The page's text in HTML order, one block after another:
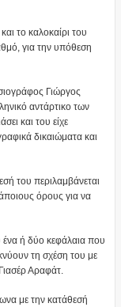
το καλοκαίρι του
για την υπόθεση
Γιώργος
αντάρτικο των
και του είχε
δικαιώματα και
του περιλαμβάνεται
όρους για να
ένα ή δύο κεφάλαια που
τη σχέση του με
Αραφάτ.
με την κατάθεσή